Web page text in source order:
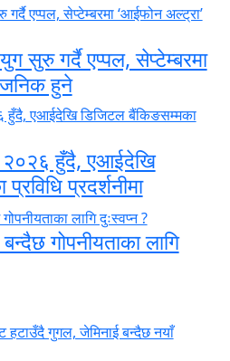
सुरु गर्दै एप्पल, सेप्टेम्बरमा
हुने
२०२६ हुँदै, एआईदेखि
प्रदर्शनीमा
गोपनीयताका लागि